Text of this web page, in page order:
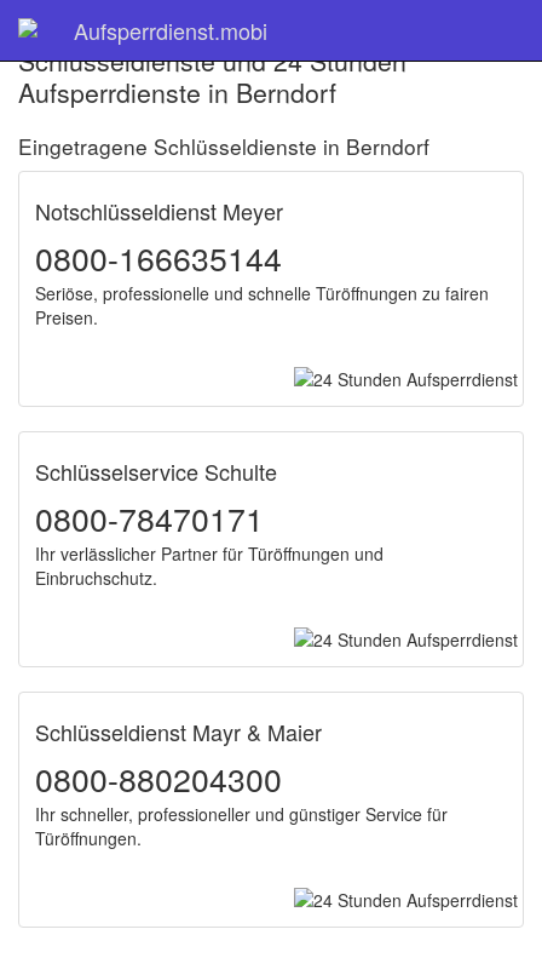
Aufsperrdienst.mobi
Schlüsseldienste und 24 Stunden
Aufsperrdienste in Berndorf
Eingetragene Schlüsseldienste in Berndorf
Notschlüsseldienst Meyer
0800-166635144
Seriöse, professionelle und schnelle Türöffnungen zu fairen
Preisen.
Schlüsselservice Schulte
0800-78470171
Ihr verlässlicher Partner für Türöffnungen und
Einbruchschutz.
Schlüsseldienst Mayr & Maier
0800-880204300
Ihr schneller, professioneller und günstiger Service für
Türöffnungen.